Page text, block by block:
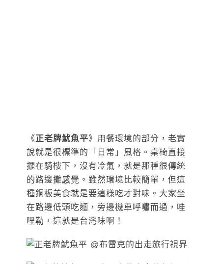
《正老牌魷魚平》用餐環境的部分，老實
說就是很標準的「日常」風格。桌椅直接
擺在騎樓下，沒有冷氣，就是那種很傳統
的路邊攤感覺。雖然環境比較簡單，但這
種銅板美食就是要這樣吃才對味。大家坐
在路邊低頭吃麵，旁邊機車呼嘯而過，哇
哩勒，這就是台灣味啊！